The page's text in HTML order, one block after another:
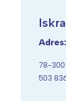
Adres:
78-300
503